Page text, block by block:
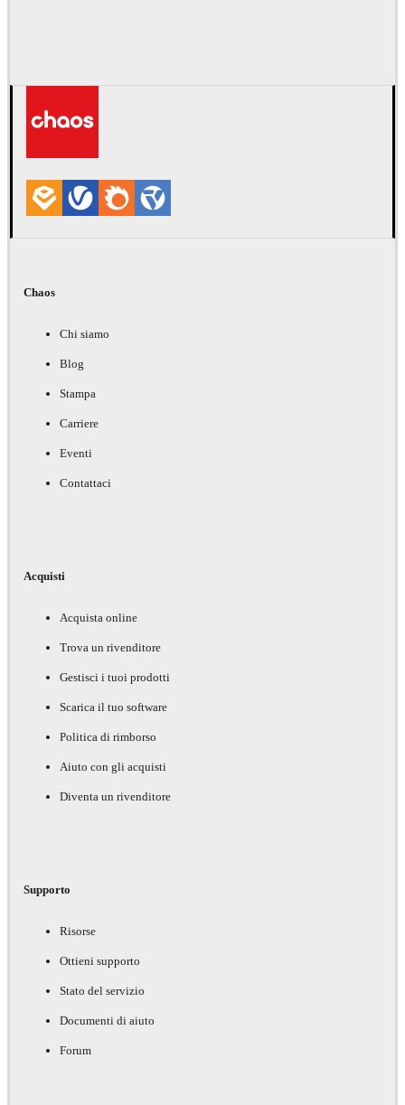
Chaos
Chi siamo
Blog
Stampa
Carriere
Eventi
Contattaci
Acquisti
Acquista online
Trova un rivenditore
Gestisci i tuoi prodotti
Scarica il tuo software
Politica di rimborso
Aiuto con gli acquisti
Diventa un rivenditore
Supporto
Risorse
Ottieni supporto
Stato del servizio
Documenti di aiuto
Forum